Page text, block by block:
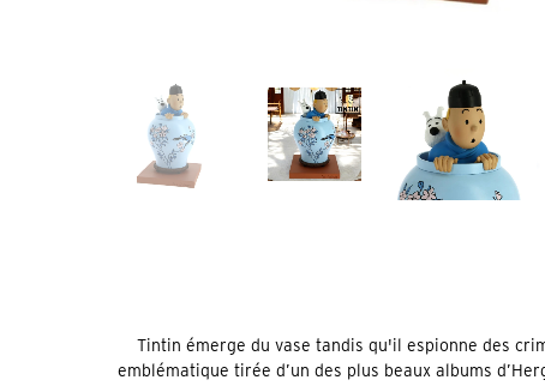
Tintin émerge du vase tandis qu'il espionne des
emblématique tirée d’un des plus beaux albums